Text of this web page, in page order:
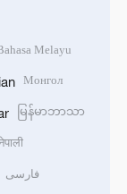
Melayu
Монгол
မြန်မာဘာသာ
فارسی